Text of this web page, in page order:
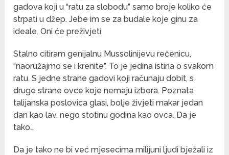
gadova koji u “ratu za slobodu” samo broje koliko će
strpati u džep. Jebe im se za budale koje ginu za
ideale. Oni će preživjeti.
Stalno citiram genijalnu Mussolinijevu rečenicu,
“naoružajmo se i krenite”. To je jedina istina o svakom
ratu. S jedne strane gadovi koji računaju dobit, s
druge strane ovce koje nemaju izbora. Poznata
talijanska poslovica glasi, bolje živjeti makar jedan
dan kao lav, nego stotinu godina kao ovca. Da je
tako…
Da je tako ne bi već mjesecima milijuni ljudi bježali iz